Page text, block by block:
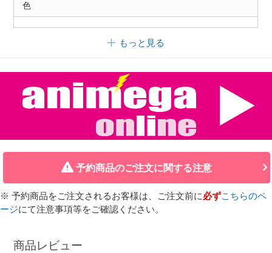
色
もっと見る
予約商品のご注文に関する注意
※ 予約商品をご注文されるお客様は、ご注文前に必ずこちらのペ
ージにて注意事項等をご確認ください。
商品レビュー